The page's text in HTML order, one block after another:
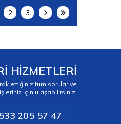
2 3
HİZMETLERİ
ettiğiniz tüm sorular ve
için ulaşabilirsiniz.
205 57 47